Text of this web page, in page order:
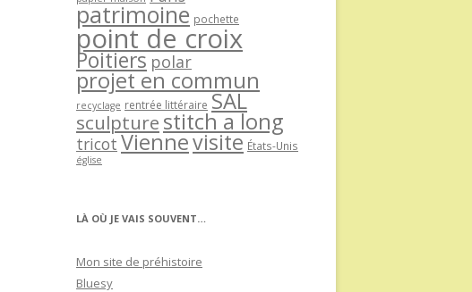
patrimoine pochette
point de croix
Poitiers polar
projet en commun
recyclage rentrée littéraire SAL
sculpture stitch a long
tricot Viennevisite États-Unis
église
LÀ OÙ JE VAIS SOUVENT…
Mon site de préhistoire
Bluesy